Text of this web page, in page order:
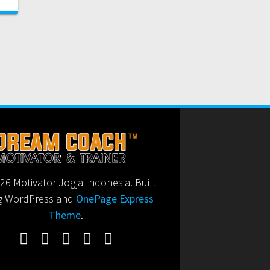
Motivator Jogja Indonesia. Built
WordPress and OnePage Express
Theme.